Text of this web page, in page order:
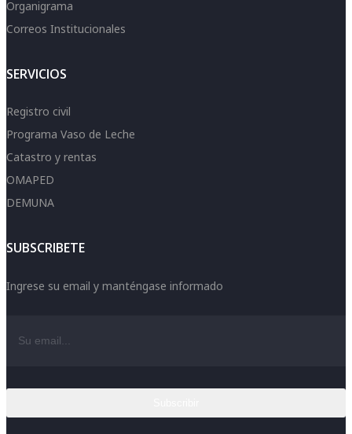
Organigrama
Correos Institucionales
SERVICIOS
Registro civil
Programa Vaso de Leche
Catastro y rentas
OMAPED
DEMUNA
SUBSCRIBETE
Ingrese su email y manténgase informado